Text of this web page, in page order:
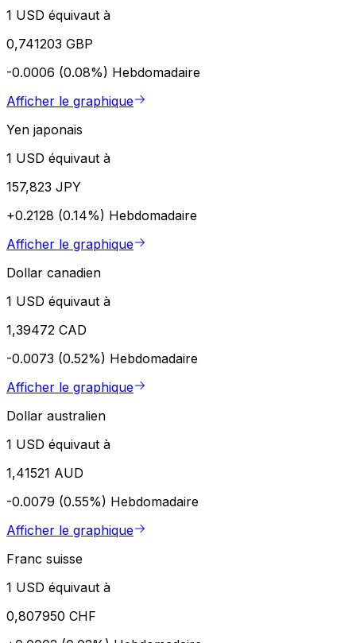
1 USD équivaut à
0,741203 GBP
-0.0006 (0.08%) Hebdomadaire
Afficher le graphique
Yen japonais
1 USD équivaut à
157,823 JPY
+0.2128 (0.14%) Hebdomadaire
Afficher le graphique
Dollar canadien
1 USD équivaut à
1,39472 CAD
-0.0073 (0.52%) Hebdomadaire
Afficher le graphique
Dollar australien
1 USD équivaut à
1,41521 AUD
-0.0079 (0.55%) Hebdomadaire
Afficher le graphique
Franc suisse
1 USD équivaut à
0,807950 CHF